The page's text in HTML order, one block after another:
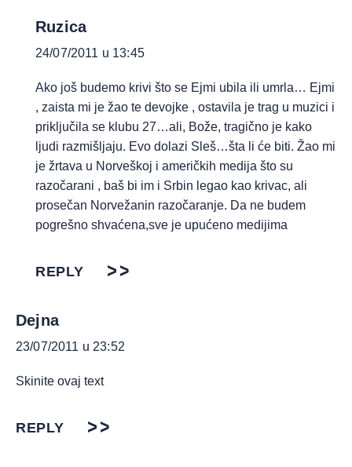
Ruzica
24/07/2011 u 13:45
Ako još budemo krivi što se Ejmi ubila ili umrla… Ejmi
, zaista mi je žao te devojke , ostavila je trag u muzici i
priključila se klubu 27…ali, Bože, tragično je kako
ljudi razmišljaju. Evo dolazi Sleš…šta li će biti. Žao mi
je žrtava u Norveškoj i američkih medija što su
razočarani , baš bi im i Srbin legao kao krivac, ali
prosečan Norvežanin razočaranje. Da ne budem
pogrešno shvaćena,sve je upućeno medijima
REPLY
Dejna
23/07/2011 u 23:52
Skinite ovaj text
REPLY